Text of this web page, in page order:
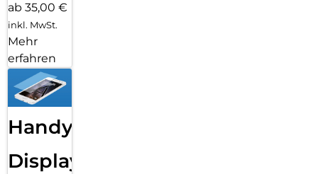
ab 35,00 €
inkl. MwSt.
Mehr
erfahren
Handy
Displayfolie